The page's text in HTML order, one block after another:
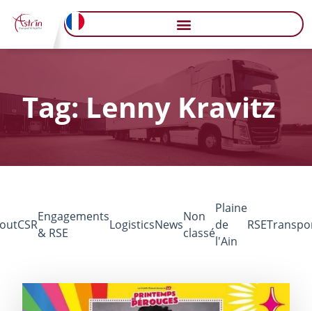
Tag: Lenny Kravitz
CSR
Engagements
& RSE
LogisticsNews
Non
classé
Plaine
de
l'Ain
RSE